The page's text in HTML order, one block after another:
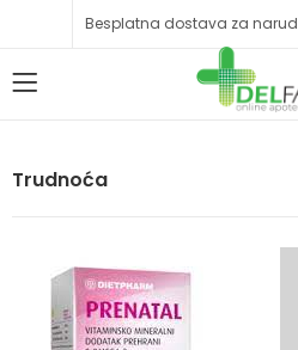
Besplatna dostava za
Trudnoća